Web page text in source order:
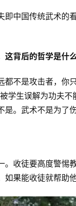
中国传统武术的
这背后的哲学是什
不是攻击者，你
学生误解为功夫
。武术不是为了
收徒要高度警惕
果能收徒就帮助